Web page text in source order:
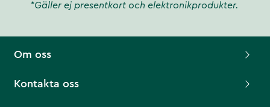
*Gäller ej presentkort och elektronikprodukter.
Om oss
Kontakta oss